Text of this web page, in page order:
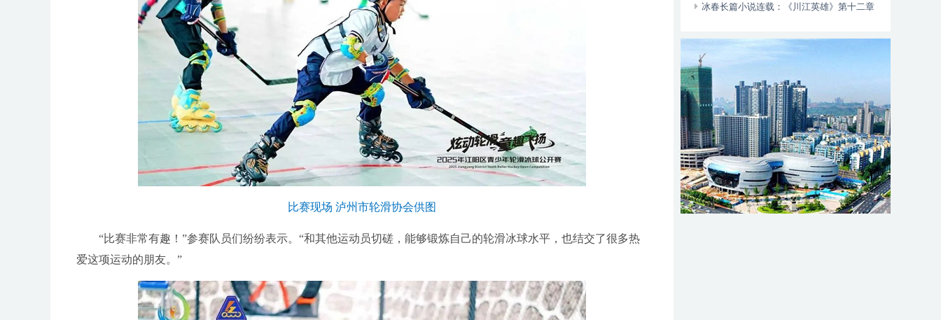
比赛现场 泸州市轮滑协会供图
“比赛非常有趣！”参赛队员们纷纷表示。“和其他运动员切磋，能够锻炼自己的轮滑冰球水平，也结交了很多热
爱这项运动的朋友。”
动自行车智能阻止系统的倡议书
冰春长篇小说连载：《川江英雄》第十二章